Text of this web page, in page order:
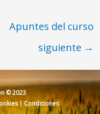
Apuntes del curso
siguiente →
© 2023
| Condiciones